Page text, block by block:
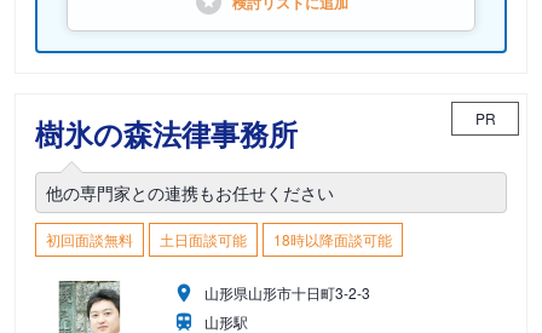
樹氷の森法律事務所 PR
他の専門家との連携もお任せください
初回面談無料 土日面談可能 18時以降面談可能
山形県山形市十日町3-2-3
山形駅